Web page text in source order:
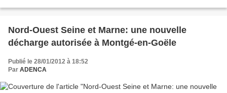
Nord-Ouest Seine et Marne: une nouvelle
décharge autorisée à Montgé-en-Goële
Publié le 28/01/2012 à 18:52
Par ADENCA